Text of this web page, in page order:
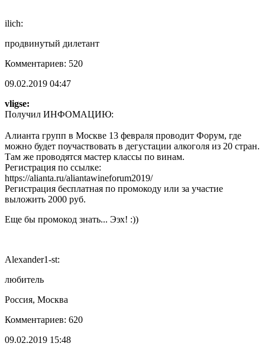
ilich:
продвинутый дилетант
Комментариев: 520
09.02.2019 04:47
vligse:
Получил ИНФОМАЦИЮ:
Алианта групп в Москве 13 февраля проводит Форум, где
можно будет поучаствовать в дегустации алкоголя из 20 стран.
Там же проводятся мастер классы по винам.
Регистрация по ссылке:
https://alianta.ru/aliantawineforum2019/
Регистрация бесплатная по промокоду или за участие
выложить 2000 руб.
Еще бы промокод знать... Ээх! :))
Alexander1-st:
любитель
Россия, Москва
Комментариев: 620
09.02.2019 15:48